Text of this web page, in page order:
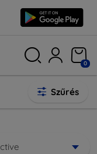
0
Szűrés